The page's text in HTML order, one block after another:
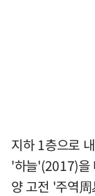
지하 1층으로
'하늘'(2017)을
양 고전 '주역